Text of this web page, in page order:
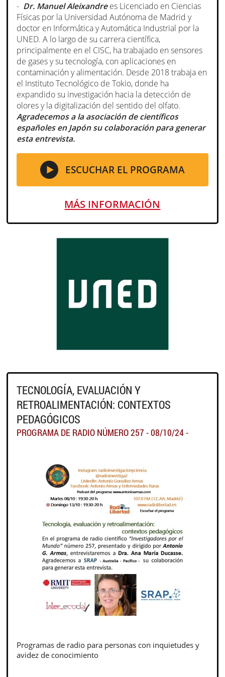
- Dr. Manuel Aleixandrees Licenciado en Ciencias
Físicas por la Universidad Autónoma de Madrid y
doctor en Informática y Automática Industrial por la
UNED. A lo largo de su carrera científica,
principalmente en el CISC, ha trabajado en sensores
de gases y su tecnología, con aplicaciones en
contaminación y alimentación. Desde 2018 trabaja en
el Instituto Tecnológico de Tokio, donde ha
expandido su investigación hacia la detección de
olores y la digitalización del sentido del olfato.
Agradecemos a la asociación de científicos
españoles en Japón su colaboración para generar
esta entrevista.
ESCUCHAR EL PROGRAMA
MÁS INFORMACIÓN
TECNOLOGÍA, EVALUACIÓN Y
RETROALIMENTACIÓN: CONTEXTOS
PEDAGÓGICOS
PROGRAMA DE RADIO NÚMERO 257 - 08/10/24 -
Programas de radio para personas con inquietudes y
avidez de conocimiento